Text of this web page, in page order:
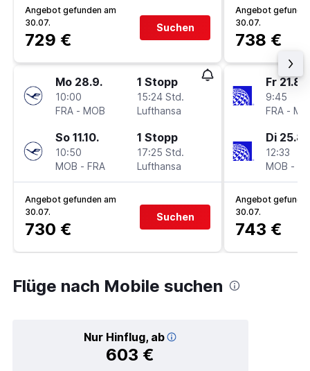
Angebot gefunden am
30.07.
729 €
Suchen
Mo 28.9.
10:00
FRA - MOB
1 Stopp
15:24 Std.
Lufthansa
So 11.10.
10:50
MOB - FRA
1 Stopp
17:25 Std.
Lufthansa
Angebot gefunden am
30.07.
730 €
Suchen
Angebot
30.07.
738 €
Fr 21.8.
9:45
FRA -
Di 25.8.
12:33
MOB -
Angebot
30.07.
743 €
Flüge nach Mobile suchen
Nur Hinflug, ab
603 €